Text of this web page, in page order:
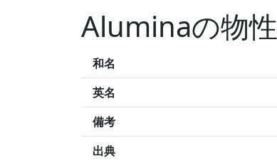
Aluminaの物性
和名
英名
備考
出典